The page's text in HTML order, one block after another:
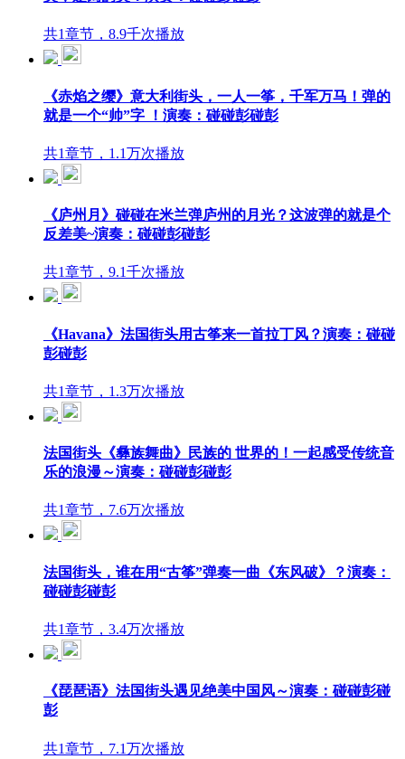
共1章节，8.9千次播放
《赤焰之缨》意大利街头，一人一筝，千军万马！弹的
就是一个“帅”字 ！演奏：碰碰彭碰彭
共1章节，1.1万次播放
《庐州月》碰碰在米兰弹庐州的月光？这波弹的就是个
反差美~演奏：碰碰彭碰彭
共1章节，9.1千次播放
《Havana》法国街头用古筝来一首拉丁风？演奏：碰碰
彭碰彭
共1章节，1.3万次播放
法国街头《彝族舞曲》民族的 世界的！一起感受传统音
乐的浪漫～演奏：碰碰彭碰彭
共1章节，7.6万次播放
法国街头，谁在用“古筝”弹奏一曲《东风破》？演奏：
碰碰彭碰彭
共1章节，3.4万次播放
《琵琶语》法国街头遇见绝美中国风～演奏：碰碰彭碰
彭
共1章节，7.1万次播放